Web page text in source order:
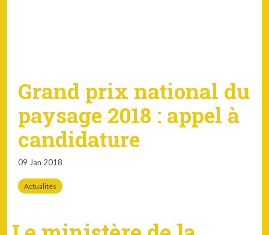
Grand prix national du
paysage 2018 : appel à
candidature
09 Jan 2018
Actualités